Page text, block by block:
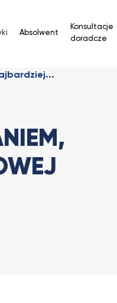
Absolwent
Konsultacje
doradcze